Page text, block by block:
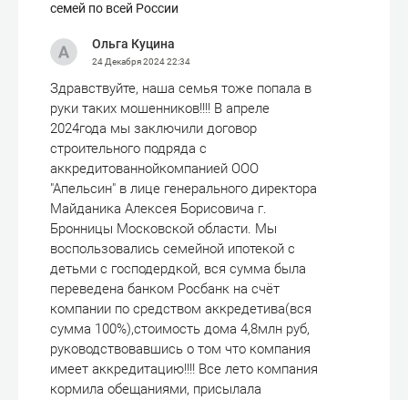
семей по всей России
Ольга Куцина
24 Декабря 202422:34
Здравствуйте, наша семья тоже попала в
руки таких мошенников!!!! В апреле
2024года мы заключили договор
строительного подряда с
аккредитованнойкомпанией ООО
"Апельсин" в лице генерального директора
Майданика Алексея Борисовича г.
Бронницы Московской области. Мы
воспользовались семейной ипотекой с
детьми с господердкой, вся сумма была
переведена банком Росбанк на счёт
компании по средством аккредетива(вся
сумма 100%),стоимость дома 4,8млн руб,
руководствовавшись о том что компания
имеет аккредитацию!!!! Все лето компания
кормила обещаниями, присылала